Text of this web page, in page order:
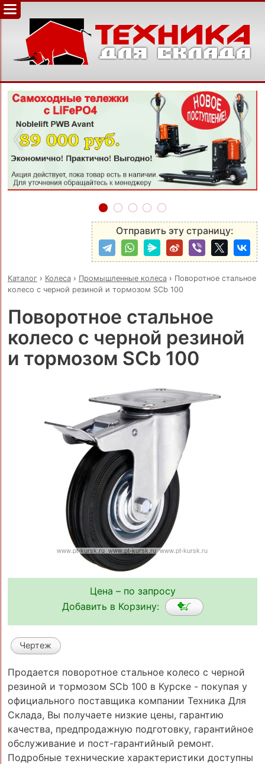
‹ ›
Отправить эту страницу:
Каталог› Колеса› Промышленные колеса› Поворотное стальное
колесо с черной резиной и тормозом SCb 100
Поворотное стальное
колесо с черной резиной
и тормозом SCb 100
Цена – по запросу
Добавить в Корзину:
Чертеж
Продается поворотное стальное колесо с черной
резиной и тормозом SCb 100 в Курске - покупая у
официального поставщика компании Техника Для
Склада, Вы получаете низкие цены, гарантию
качества, предпродажную подготовку, гарантийное
обслуживание и пост-гарантийный ремонт.
Подробные технические характеристики доступны